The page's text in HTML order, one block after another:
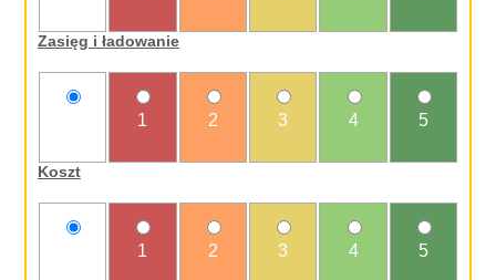
Zasięg i ładowanie
1 2 3 4 5
Koszt
1 2 3 4 5